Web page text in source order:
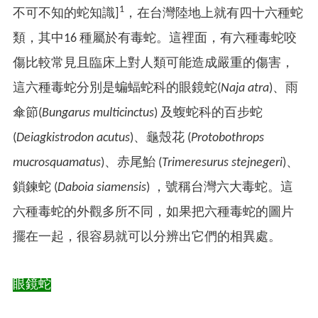
不可不知的蛇知識] 1
，在台灣陸地上就有四十六種蛇
類，其中16 種屬於有毒蛇。這裡面，有六種毒蛇咬
傷比較常見且臨床上對人類可能造成嚴重的傷害，
這六種毒蛇分別是蝙蝠蛇科的眼鏡蛇(Naja atra)、雨
傘節(Bungarus multicinctus) 及蝮蛇科的百步蛇
(Deiagkistrodon acutus)、龜殼花 (Protobothrops
mucrosquamatus)、赤尾鮐 (Trimeresurus stejnegeri)、
鎖鍊蛇 (Daboia siamensis) ，號稱台灣六大毒蛇。這
六種毒蛇的外觀多所不同，如果把六種毒蛇的圖片
擺在一起，很容易就可以分辨出它們的相異處。
眼鏡蛇